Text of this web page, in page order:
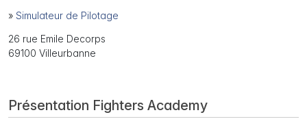
» Simulateur de Pilotage
26 rue Emile Decorps
69100 Villeurbanne
Présentation Fighters Academy